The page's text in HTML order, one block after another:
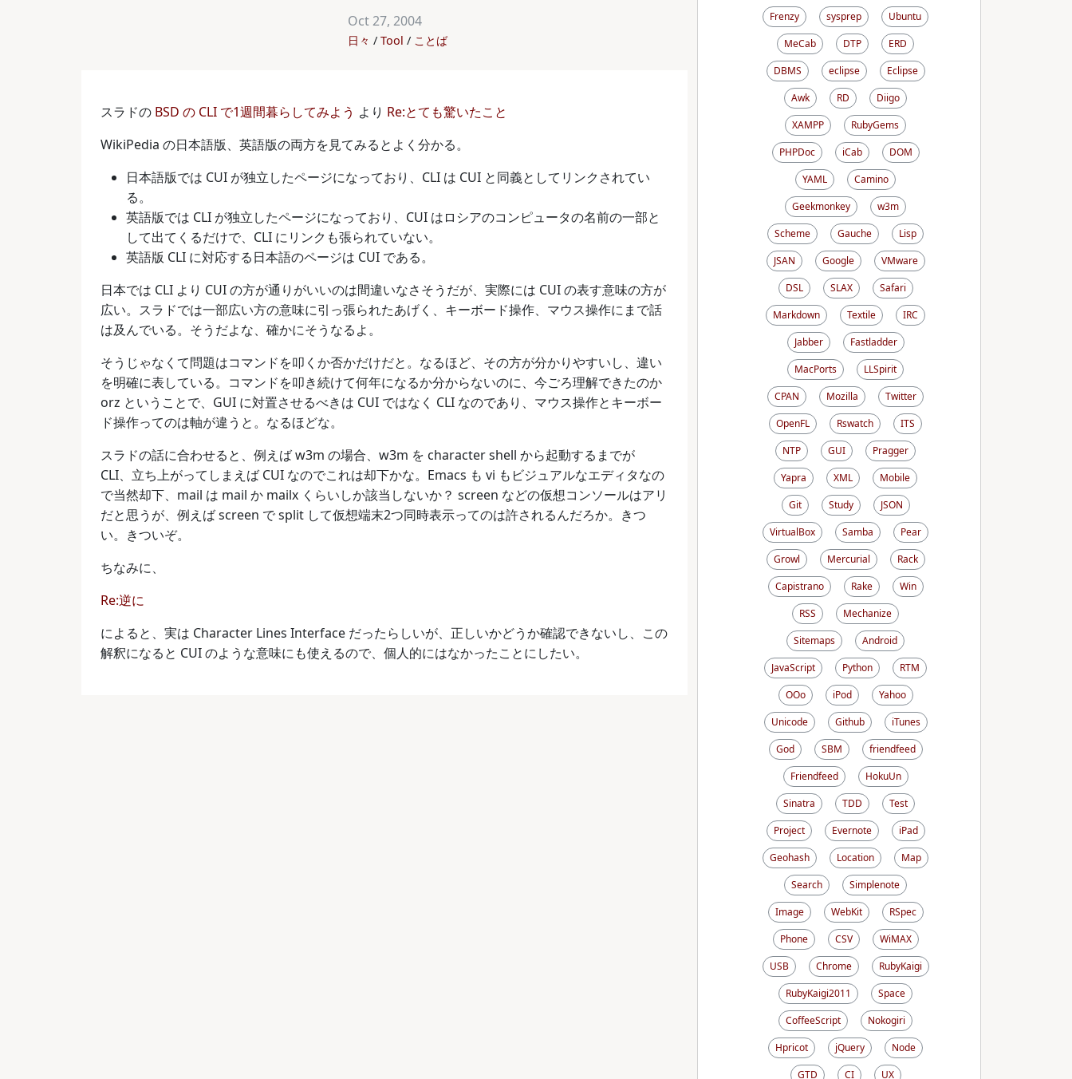
Oct 27, 2004
日々 Tool ことば
スラドの BSD の CLI で1週間暮らしてみよう より Re:とても驚いたこと
WikiPedia の日本語版、英語版の両方を見てみるとよく分かる。
日本語版では CUI が独立したページになっており、CLI は CUI と同義としてリンクされてい
る。
英語版では CLI が独立したページになっており、CUI はロシアのコンピュータの名前の一部と
して出てくるだけで、CLI にリンクも張られていない。
英語版 CLI に対応する日本語のページは CUI である。
日本では CLI より CUI の方が通りがいいのは間違いなさそうだが、実際には CUI の表す意味の方が
広い。スラドでは一部広い方の意味に引っ張られたあげく、キーボード操作、マウス操作にまで話
は及んでいる。そうだよな、確かにそうなるよ。
そうじゃなくて問題はコマンドを叩くか否かだけだと。なるほど、その方が分かりやすいし、違い
を明確に表している。コマンドを叩き続けて何年になるか分からないのに、今ごろ理解できたのか
orz ということで、GUI に対置させるべきは CUI ではなく CLI なのであり、マウス操作とキーボー
ド操作ってのは軸が違うと。なるほどな。
スラドの話に合わせると、例えば w3m の場合、w3m を character shell から起動するまでが
CLI、立ち上がってしまえば CUI なのでこれは却下かな。Emacs も vi もビジュアルなエディタなの
で当然却下、mail は mail か mailx くらいしか該当しないか？ screen などの仮想コンソールはアリ
だと思うが、例えば screen で split して仮想端末2つ同時表示ってのは許されるんだろか。きつ
い。きついぞ。
ちなみに、
Re:逆に
によると、実は Character Lines Interface だったらしいが、正しいかどうか確認できないし、この
解釈になると CUI のような意味にも使えるので、個人的にはなかったことにしたい。
Frenzy
sysprep
Ubuntu
MeCab
DTP
ERD
DBMS
eclipse
Eclipse
Awk
RD
Diigo
XAMPP
RubyGems
PHPDoc
iCab
DOM
YAML
Camino
Geekmonkey
w3m
Scheme
Gauche
Lisp
JSAN
Google
VMware
DSL
SLAX
Safari
Markdown
Textile
IRC
Jabber
Fastladder
MacPorts
LLSpirit
CPAN
Mozilla
Twitter
OpenFL
Rswatch
ITS
NTP
GUI
Pragger
Yapra
XML
Mobile
Git
Study
JSON
VirtualBox
Samba
Pear
Growl
Mercurial
Rack
Capistrano
Rake
Win
RSS
Mechanize
Sitemaps
Android
JavaScript
Python
RTM
OOo
iPod
Yahoo
Unicode
Github
iTunes
God
SBM
friendfeed
Friendfeed
HokuUn
Sinatra
TDD
Test
Project
Evernote
iPad
Geohash
Location
Map
Search
Simplenote
Image
WebKit
RSpec
Phone
CSV
WiMAX
USB
Chrome
RubyKaigi
RubyKaigi2011
Space
CoffeeScript
Nokogiri
Hpricot
jQuery
Node
GTD
CI UX